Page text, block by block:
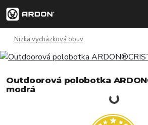
Nízká vycházková obuv
Outdoorová polobotka
modrá